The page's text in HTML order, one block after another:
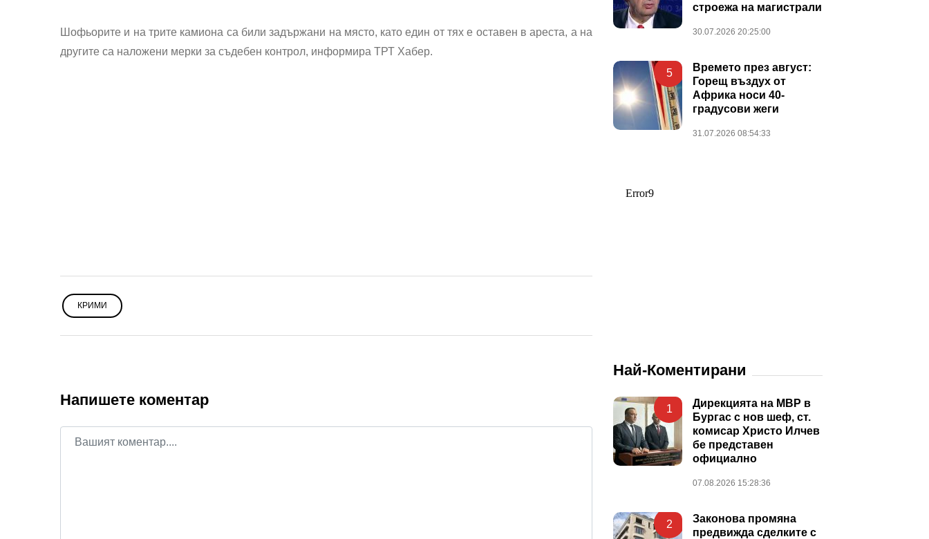
Шофьорите и на трите камиона са били задържани на място, като един от тях е оставен в ареста, а на
другите са наложени мерки за съдебен контрол, информира ТРТ Хабер.
КРИМИ
Напишете коментар
строежа на магистрали
30.07.2026 20:25:00
5
Времето през август:
Горещ въздух от
Африка носи 40-
градусови жеги
31.07.2026 08:54:33
Най-Коментирани
1
Дирекцията на МВР в
Бургас с нов шеф, ст.
комисар Христо Илчев
бе представен
официално
07.08.2026 15:28:36
2
Законова промяна
предвижда сделките с